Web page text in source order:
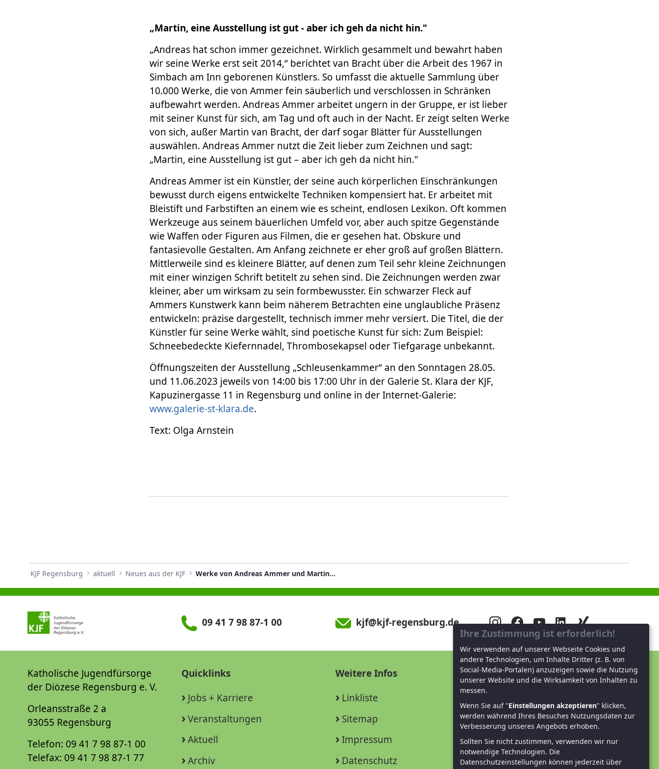
„Martin, eine Ausstellung ist gut - aber ich geh da nicht hin."
„Andreas hat schon immer gezeichnet. Wirklich gesammelt und bewahrt haben
wir seine Werke erst seit 2014,“ berichtet van Bracht über die Arbeit des 1967 in
Simbach am Inn geborenen Künstlers. So umfasst die aktuelle Sammlung über
10.000 Werke, die von Ammer fein säuberlich und verschlossen in Schränken
aufbewahrt werden. Andreas Ammer arbeitet ungern in der Gruppe, er ist lieber
mit seiner Kunst für sich, am Tag und oft auch in der Nacht. Er zeigt selten Werke
von sich, außer Martin van Bracht, der darf sogar Blätter für Ausstellungen
auswählen. Andreas Ammer nutzt die Zeit lieber zum Zeichnen und sagt:
„Martin, eine Ausstellung ist gut – aber ich geh da nicht hin."
Andreas Ammer ist ein Künstler, der seine auch körperlichen Einschränkungen
bewusst durch eigens entwickelte Techniken kompensiert hat. Er arbeitet mit
Bleistift und Farbstiften an einem wie es scheint, endlosen Lexikon. Oft kommen
Werkzeuge aus seinem bäuerlichen Umfeld vor, aber auch spitze Gegenstände
wie Waffen oder Figuren aus Filmen, die er gesehen hat. Obskure und
fantasievolle Gestalten. Am Anfang zeichnete er eher groß auf großen Blättern.
Mittlerweile sind es kleinere Blätter, auf denen zum Teil sehr kleine Zeichnungen
mit einer winzigen Schrift betitelt zu sehen sind. Die Zeichnungen werden zwar
kleiner, aber um wirksam zu sein formbewusster. Ein schwarzer Fleck auf
Ammers Kunstwerk kann beim näherem Betrachten eine unglaubliche Präsenz
entwickeln: präzise dargestellt, technisch immer mehr versiert. Die Titel, die der
Künstler für seine Werke wählt, sind poetische Kunst für sich: Zum Beispiel:
Schneebedeckte Kiefernnadel, Thrombosekapsel oder Tiefgarage unbekannt.
Öffnungszeiten der Ausstellung „Schleusenkammer“ an den Sonntagen 28.05.
und 11.06.2023 jeweils von 14:00 bis 17:00 Uhr in der Galerie St. Klara der KJF,
Kapuzinergasse 11 in Regensburg und online in der Internet-Galerie:
www.galerie-st-klara.de.
Text: Olga Arnstein
KJF Regensburg aktuell Neues aus der KJF Werke von Andreas Ammer und Martin van Bracht in der Galerie St. Klara
09 41 7 98 87-1 00 kjf@kjf-regensburg.de
Katholische Jugendfürsorge
der Diözese Regensburg e. V.
Orleansstraße 2 a
93055 Regensburg
Telefon: 09 41 7 98 87-1 00
Telefax: 09 41 7 98 87-1 77
Quicklinks
Jobs + Karriere
Veranstaltungen
Aktuell
Archiv
Weitere Infos
Linkliste
Sitemap
Impressum
Datenschutz
Unterstützen Sie uns!
Spenden und helfen
Ihre Zustimmung ist erforderlich!
Wir verwenden auf unserer Webseite Cookies und
andere Technologien, um Inhalte Dritter (z. B. von
Social-Media-Portalen) anzuzeigen sowie die Nutzung
unserer Website und die Wirksamkeit von Inhalten zu
messen.
Wenn Sie auf "Einstellungen akzeptieren" klicken,
werden während Ihres Besuches Nutzungsdaten zur
Verbesserung unseres Angebots erhoben.
Sollten Sie nicht zustimmen, verwenden wir nur
notwendige Technologien. Die
Datenschutzeinstellungen können jederzeit über